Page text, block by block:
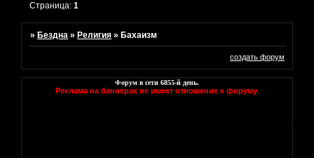
Страница:1
»Бездна »Религия »Бахаизм
создать форум
Форум в сети 6855-й день.
Реклама на баннерах не имеет отношение к форуму.